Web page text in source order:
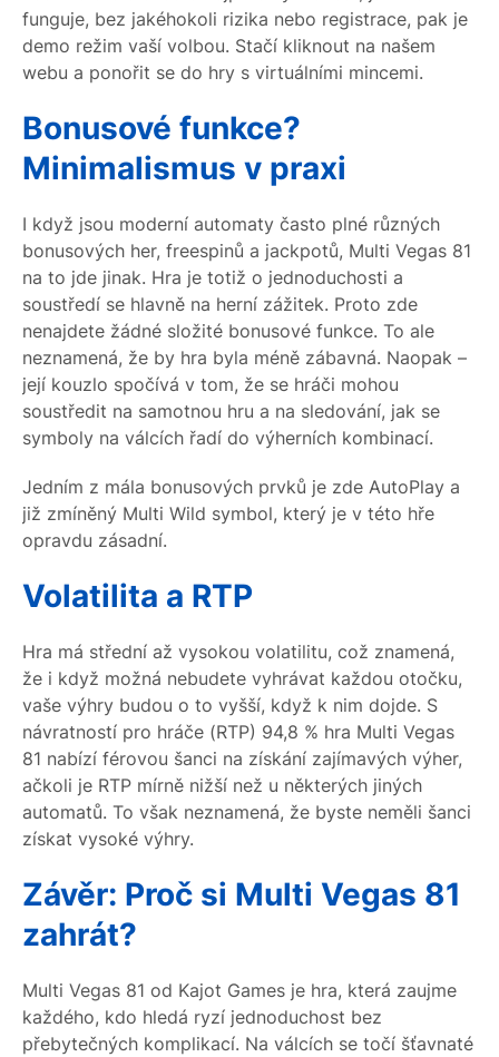
funguje, bez jakéhokoli rizika nebo registrace, pak je
demo režim vaší volbou. Stačí kliknout na našem
webu a ponořit se do hry s virtuálními mincemi.
Bonusové funkce?
Minimalismus v praxi
I když jsou moderní automaty často plné různých
bonusových her, freespinů a jackpotů, Multi Vegas 81
na to jde jinak. Hra je totiž o jednoduchosti a
soustředí se hlavně na herní zážitek. Proto zde
nenajdete žádné složité bonusové funkce. To ale
neznamená, že by hra byla méně zábavná. Naopak –
její kouzlo spočívá v tom, že se hráči mohou
soustředit na samotnou hru a na sledování, jak se
symboly na válcích řadí do výherních kombinací.
Jedním z mála bonusových prvků je zde AutoPlay a
již zmíněný Multi Wild symbol, který je v této hře
opravdu zásadní.
Volatilita a RTP
Hra má střední až vysokou volatilitu, což znamená,
že i když možná nebudete vyhrávat každou otočku,
vaše výhry budou o to vyšší, když k nim dojde. S
návratností pro hráče (RTP) 94,8 % hra Multi Vegas
81 nabízí férovou šanci na získání zajímavých výher,
ačkoli je RTP mírně nižší než u některých jiných
automatů. To však neznamená, že byste neměli šanci
získat vysoké výhry.
Závěr: Proč si Multi Vegas 81
zahrát?
Multi Vegas 81 od Kajot Games je hra, která zaujme
každého, kdo hledá ryzí jednoduchost bez
přebytečných komplikací. Na válcích se točí šťavnaté